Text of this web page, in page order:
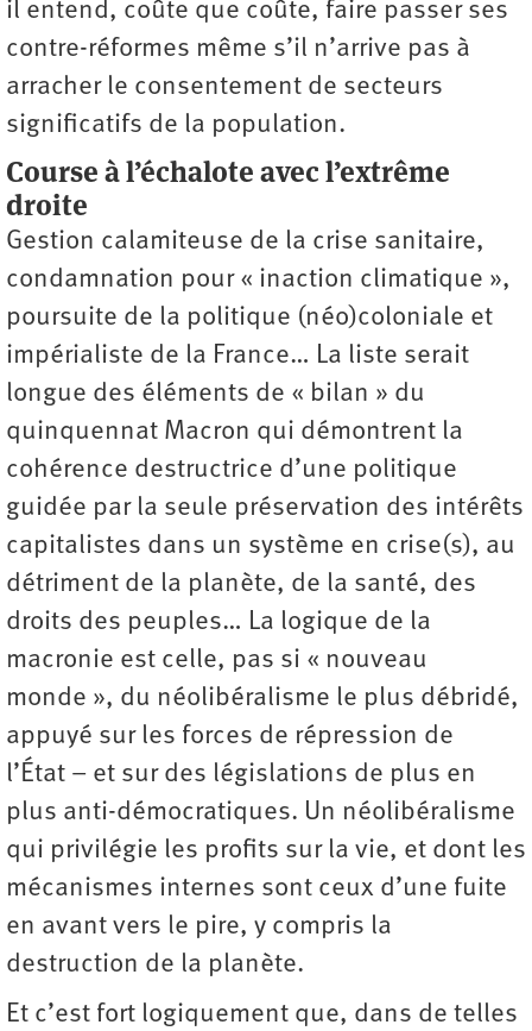
il entend, coûte que coûte, faire passer ses
contre-réformes même s’il n’arrive pas à
arracher le consentement de secteurs
significatifs de la population.
Course à l’échalote avec l’extrême
droite
Gestion calamiteuse de la crise sanitaire,
condamnation pour « inaction climatique »,
poursuite de la politique (néo)coloniale et
impérialiste de la France… La liste serait
longue des éléments de « bilan » du
quinquennat Macron qui démontrent la
cohérence destructrice d’une politique
guidée par la seule préservation des intérêts
capitalistes dans un système en crise(s), au
détriment de la planète, de la santé, des
droits des peuples… La logique de la
macronie est celle, pas si « nouveau
monde », du néolibéralisme le plus débridé,
appuyé sur les forces de répression de
l’État – et sur des législations de plus en
plus anti-démocratiques. Un néolibéralisme
qui privilégie les profits sur la vie, et dont les
mécanismes internes sont ceux d’une fuite
en avant vers le pire, y compris la
destruction de la planète.
Et c’est fort logiquement que, dans de telles